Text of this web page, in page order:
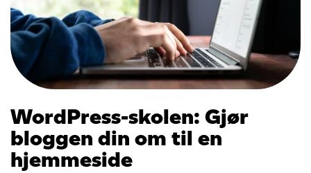
WordPress-skolen: Gjør
bloggen din om til en
hjemmeside